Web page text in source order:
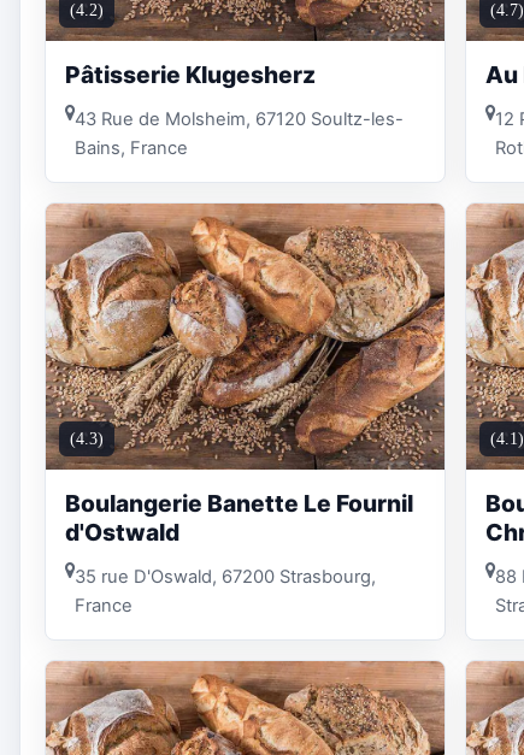
(4.2)
Pâtisserie Klugesherz
43 Rue de Molsheim, 67120 Soultz-les-
Bains, France
(4.7)
Au
12
(4.3)
Boulangerie Banette Le Fournil
d'Ostwald
35 rue D'Oswald, 67200 Strasbourg,
France
(4.1)
88